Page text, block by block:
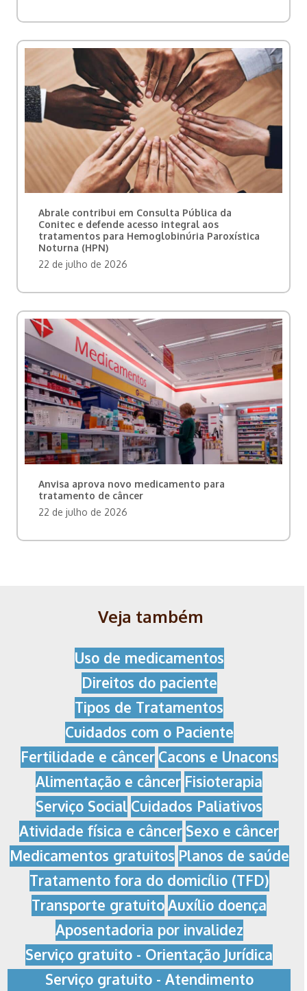
Abrale contribui em Consulta Pública da
Conitec e defende acesso integral aos
tratamentos para Hemoglobinúria Paroxística
Noturna (HPN)
22 de julho de 2026
Anvisa aprova novo medicamento para
tratamento de câncer
22 de julho de 2026
Veja também
Uso de medicamentos
Direitos do paciente
Tipos de Tratamentos
Cuidados com o Paciente
Fertilidade e câncer Cacons e Unacons
Alimentação e câncer Fisioterapia
Serviço Social Cuidados Paliativos
Atividade física e câncer Sexo e câncer
Medicamentos gratuitos Planos de saúde
Tratamento fora do domicílio (TFD)
Transporte gratuito Auxílio doença
Aposentadoria por invalidez
Serviço gratuito - Orientação Jurídica
Serviço gratuito - Atendimento